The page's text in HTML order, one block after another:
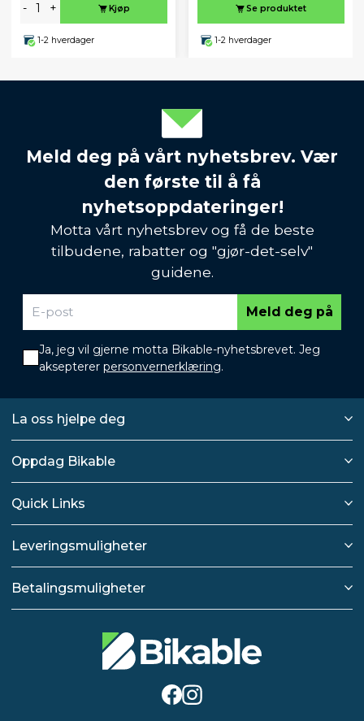
- + Kjøp
1-2 hverdager
Se produktet
1-2 hverdager
Meld deg på vårt nyhetsbrev. Vær
den første til å få
nyhetsoppdateringer!
Motta vårt nyhetsbrev og få de beste
tilbudene, rabatter og "gjør-det-selv"
guidene.
Meld deg på
Ja, jeg vil gjerne motta Bikable-nyhetsbrevet. Jeg
aksepterer personvernerklæring.
La oss hjelpe deg
Oppdag Bikable
Quick Links
Leveringsmuligheter
Betalingsmuligheter